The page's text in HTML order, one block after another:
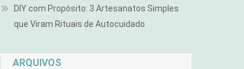
DIY com Propósito: 3 Artesanatos Simples
que Viram Rituais de Autocuidado
ARQUIVOS